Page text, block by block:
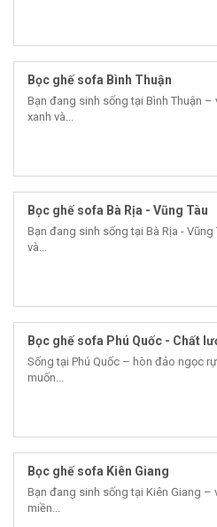
Bọc ghế sofa Bình Thuận
Bạn đang sinh sống tại Bình Thuận
xanh và...
Bọc ghế sofa Bà Rịa - Vũng Tàu
Bạn đang sinh sống tại Bà Rịa -
và...
Bọc ghế sofa Phú Quốc - Chất
Sống tại Phú Quốc – hòn đảo ngọc
muốn...
Bọc ghế sofa Kiên Giang
Bạn đang sinh sống tại Kiên Giang
miền...